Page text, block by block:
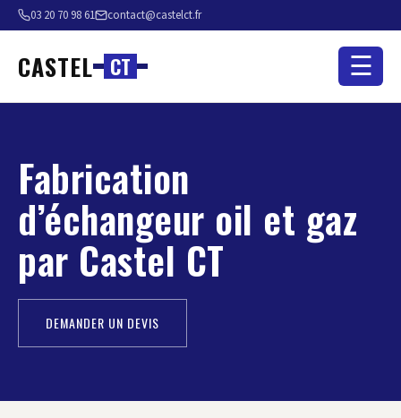
03 20 70 98 61 contact@castelct.fr
CASTEL CT ☰
Fabrication
d’échangeur oil et gaz
par Castel CT
DEMANDER UN DEVIS